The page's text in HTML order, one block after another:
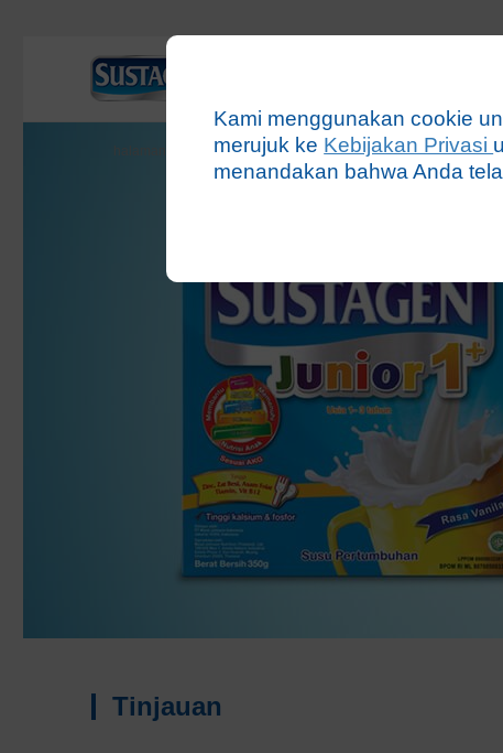
Kami menggunakan cookie
merujuk ke Kebijakan Privasi
menandakan bahwa Anda
sustagen junior 1+
Tinjauan